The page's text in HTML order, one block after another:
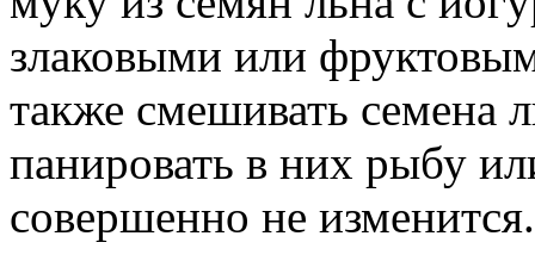
злаковыми или
также смешивать семена
панировать в них рыбу
совершенно не изменится.